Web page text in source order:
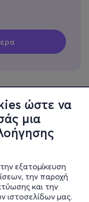
ώστε να
μια
εξατομίκευση
την παροχή
και την
ιστοσελίδων μας.